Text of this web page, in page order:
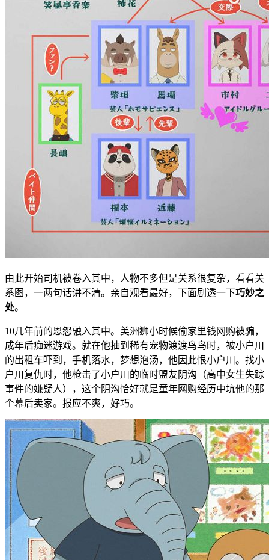
由此开始司机被卷入其中，人物不多但是关系很复杂，看看关
系图，一两句话讲不清。亲自观看最好，下面剧透一下巧妙之
处。
10几年前的恩怨融入其中。美洲狮小时候偷家里钱网购被骗，
成年后痴迷游戏。就在他抽到稀有宠物渡渡鸟鸟时，被小户川
的出租车吓到，手机落水，梦想泡汤，他因此恨小户川。找小
户川复仇时，他枪击了小户川的临时盟友阴沟（高中女生失踪
事件的嫌疑人），这个阴沟恰好就是童年网购经历中坑他的那
个幕后卖家。报应不爽，好巧。